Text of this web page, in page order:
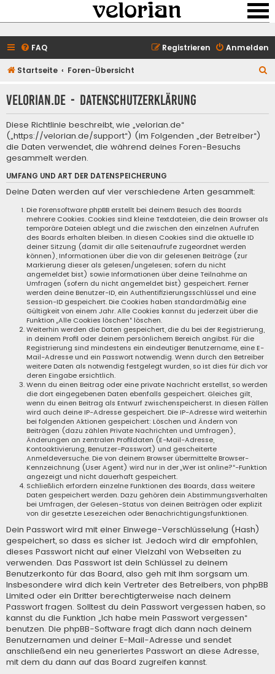
FAQ Anmelden
Registrieren
Startseite Foren-Übersicht
h
velorian.de - Datenschutzerklärung
Diese Richtlinie beschreibt, wie „velorian.de“
(„https://velorian.de/support“) (im Folgenden „der Betreiber“)
die Daten verwendet, die während deines Foren-Besuchs
gesammelt werden.
UMFANG UND ART DER DATENSPEICHERUNG
Deine Daten werden auf vier verschiedene Arten gesammelt:
Die Forensoftware phpBB erstellt bei deinem Besuch des Boards
mehrere Cookies. Cookies sind kleine Textdateien, die dein Browser als
temporäre Dateien ablegt und die zwischen den einzelnen Aufrufen
des Boards erhalten bleiben. In diesen Cookies sind die aktuelle ID
deiner Sitzung (damit dir alle Seitenaufrufe zugeordnet werden
können), Informationen über die von dir gelesenen Beiträge (zur
Markierung dieser als gelesen/ungelesen; sofern du nicht
angemeldet bist) sowie Informationen über deine Teilnahme an
Umfragen (sofern du nicht angemeldet bist) gespeichert. Ferner
werden deine Benutzer-ID, ein Authentifizierungsschlüssel und eine
Session-ID gespeichert. Die Cookies haben standardmäßig eine
Gültigkeit von einem Jahr. Alle Cookies kannst du jederzeit über die
Funktion „Alle Cookies löschen“ löschen.
Weiterhin werden die Daten gespeichert, die du bei der Registrierung,
in deinem Profil oder deinem persönlichem Bereich angibst. Für die
Registrierung sind mindestens ein eindeutiger Benutzername, eine E-
Mail-Adresse und ein Passwort notwendig. Wenn durch den Betreiber
weitere Daten als notwendig festgelegt wurden, so ist dies für dich vor
deren Eingabe ersichtlich.
Wenn du einen Beitrag oder eine private Nachricht erstellst, so werden
die dort eingegebenen Daten ebenfalls gespeichert. Gleiches gilt,
wenn du einen Beitrag als Entwurf zwischenspeicherst. In diesen Fällen
wird auch deine IP-Adresse gespeichert. Die IP-Adresse wird weiterhin
bei folgenden Aktionen gespeichert: Löschen und Ändern von
Beiträgen (dazu zählen Private Nachrichten und Umfragen),
Änderungen an zentralen Profildaten (E-Mail-Adresse,
Kontoaktivierung, Benutzer-Passwort) und gescheiterte
Anmeldeversuche. Die von deinem Browser übermittelte Browser-
Kennzeichnung (User Agent) wird nur in der „Wer ist online?“-Funktion
angezeigt und nicht dauerhaft gespeichert.
Schließlich erfordern einzelne Funktionen des Boards, dass weitere
Daten gespeichert werden. Dazu gehören dein Abstimmungsverhalten
bei Umfragen, der Gelesen-Status von deinen Beiträgen oder explizit
von dir gesetzte Lesezeichen oder Benachrichtigungsfunktionen.
Dein Passwort wird mit einer Einwege-Verschlüsselung (Hash)
gespeichert, so dass es sicher ist. Jedoch wird dir empfohlen,
dieses Passwort nicht auf einer Vielzahl von Webseiten zu
verwenden. Das Passwort ist dein Schlüssel zu deinem
Benutzerkonto für das Board, also geh mit ihm sorgsam um.
Insbesondere wird dich kein Vertreter des Betreibers, von phpBB
Limited oder ein Dritter berechtigterweise nach deinem
Passwort fragen. Solltest du dein Passwort vergessen haben, so
kannst du die Funktion „Ich habe mein Passwort vergessen“
benutzen. Die phpBB-Software fragt dich dann nach deinem
Benutzernamen und deiner E-Mail-Adresse und sendet
anschließend ein neu generiertes Passwort an diese Adresse,
mit dem du dann auf das Board zugreifen kannst.